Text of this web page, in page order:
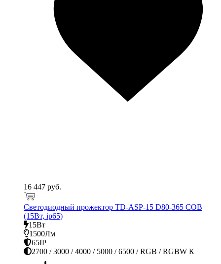
16 447 руб.
Светодиодный прожектор TD-ASP-15 D80-365 COB
(15Вт, ip65)
15Вт
1500Лм
65IP
2700 / 3000 / 4000 / 5000 / 6500 / RGB / RGBW К